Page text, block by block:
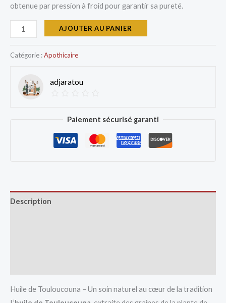
obtenue par pression à froid pour garantir sa pureté.
AJOUTER AU PANIER
Catégorie :Apothicaire
adjaratou
Paiement sécurisé garanti
Description
Huile de Touloucouna – Un soin naturel au cœur de la tradition